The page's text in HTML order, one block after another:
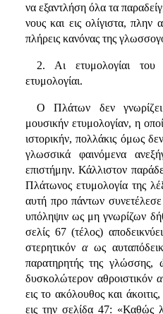
να εξαντλήση όλα τα
νους και εις ολίγιστα,
πλήρεις κανόνας της
2. Αι ετυμολογίαι του
ετυμολογίαι.
Ο Πλάτων δεν
μουσικήν ετυμολογίαν, η
ιστορικήν, πολλάκις όμως
γλωσσικά φαινόμενα
επιστήμην. Κάλλιστον
Πλάτωνος ετυμολογία της
αυτή προ πάντων
υπόληψιν ως μη γνωρίζων
σελίς 67 (τέλος)
στερητικόν αως
παρατηρητής της γλώσσης,
δυσκολώτερον αθροιστικόνα
εις το ακόλουθος και
εις την σελίδα 47: «Καθώς